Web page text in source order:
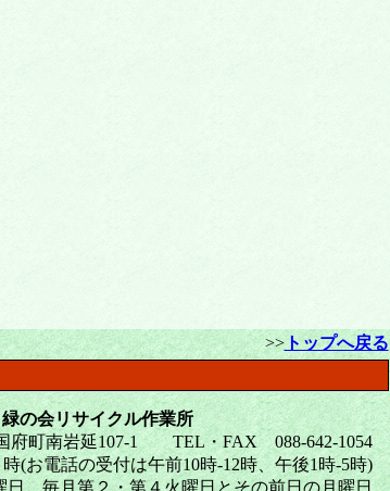
>>トップへ戻る
の会リサイクル作業所
府町南岩延107-1 TEL・FAX 088-642-1054
(お電話の受付は午前10時-12時、午後1時-5時)
、毎月第２・第４火曜日とその前日の月曜日